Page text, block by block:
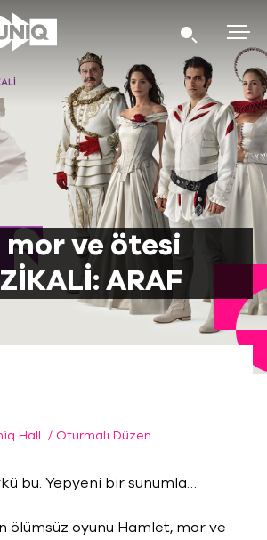
mor ve ötesi
ARAF
Hall / Oturmalı Düzen
bu. Yepyeni bir sunumla…
ölümsüz oyunu Hamlet, mor ve